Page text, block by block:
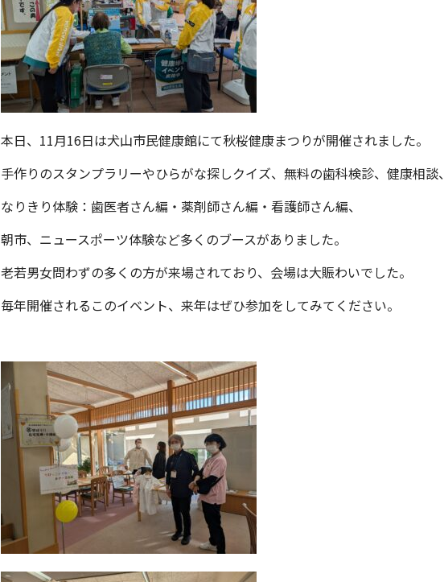
本日、11月16日は犬山市民健康館にて秋桜健康まつりが開催されました。
手作りのスタンプラリーやひらがな探しクイズ、無料の歯科検診、健康相談、
なりきり体験：歯医者さん編・薬剤師さん編・看護師さん編、
朝市、ニュースポーツ体験など多くのブースがありました。
老若男女問わずの多くの方が来場されており、会場は大賑わいでした。
毎年開催されるこのイベント、来年はぜひ参加をしてみてください。